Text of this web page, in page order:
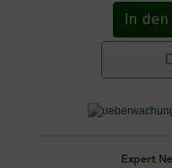
Expert